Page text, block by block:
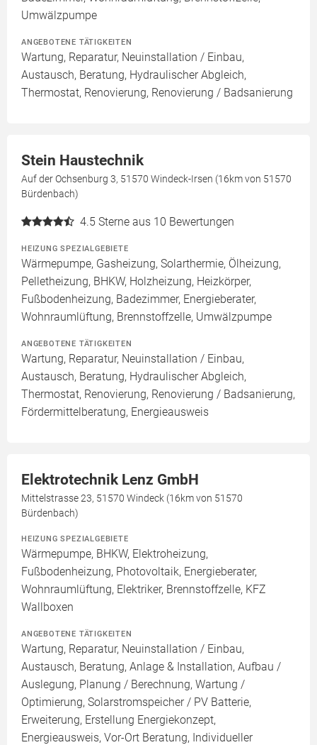
Umwälzpumpe
ANGEBOTENE TÄTIGKEITEN
Wartung, Reparatur, Neuinstallation / Einbau,
Austausch, Beratung, Hydraulischer Abgleich,
Thermostat, Renovierung, Renovierung / Badsanierung
Stein Haustechnik
Auf der Ochsenburg 3, 51570 Windeck-Irsen (16km von 51570
Bürdenbach)
4.5 Sterne aus 10 Bewertungen
HEIZUNG SPEZIALGEBIETE
Wärmepumpe, Gasheizung, Solarthermie, Ölheizung,
Pelletheizung, BHKW, Holzheizung, Heizkörper,
Fußbodenheizung, Badezimmer, Energieberater,
Wohnraumlüftung, Brennstoffzelle, Umwälzpumpe
ANGEBOTENE TÄTIGKEITEN
Wartung, Reparatur, Neuinstallation / Einbau,
Austausch, Beratung, Hydraulischer Abgleich,
Thermostat, Renovierung, Renovierung / Badsanierung,
Fördermittelberatung, Energieausweis
Elektrotechnik Lenz GmbH
Mittelstrasse 23, 51570 Windeck (16km von 51570
Bürdenbach)
HEIZUNG SPEZIALGEBIETE
Wärmepumpe, BHKW, Elektroheizung,
Fußbodenheizung, Photovoltaik, Energieberater,
Wohnraumlüftung, Elektriker, Brennstoffzelle, KFZ
Wallboxen
ANGEBOTENE TÄTIGKEITEN
Wartung, Reparatur, Neuinstallation / Einbau,
Austausch, Beratung, Anlage & Installation, Aufbau /
Auslegung, Planung / Berechnung, Wartung /
Optimierung, Solarstromspeicher / PV Batterie,
Erweiterung, Erstellung Energiekonzept,
Energieausweis, Vor-Ort Beratung, Individueller